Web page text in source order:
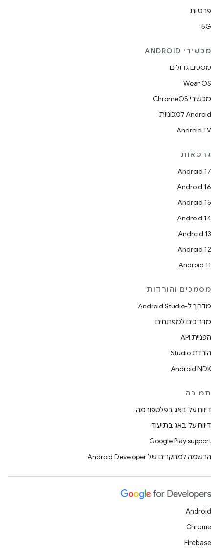
פרטיות
5G
מכשירי ANDROID
מסכים גדולים
Wear OS
מכשירי ChromeOS
Android למכוניות
Android TV
גרסאות
Android 17
Android 16
Android 15
Android 14
Android 13
Android 12
Android 11
מסמכים והורדות
מדריך ל-Android Studio
מדריכים למפתחים
הפניית API
הורדת Studio
Android NDK
תמיכה
דיווח על באג בפלטפורמה
דיווח על באג בתיעוד
Google Play support
הרשמה למחקרים של Android Developer
Android
Chrome
Firebase